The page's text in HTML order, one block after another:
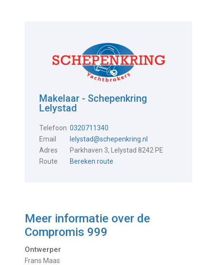
Makelaar - Schepenkring
Lelystad
Telefoon 0320711340
Email
lelystad@schepenkring.nl
Adres
Parkhaven 3, Lelystad 8242 PE
Route
Bereken route
Meer informatie over de
Compromis 999
Ontwerper
Frans Maas